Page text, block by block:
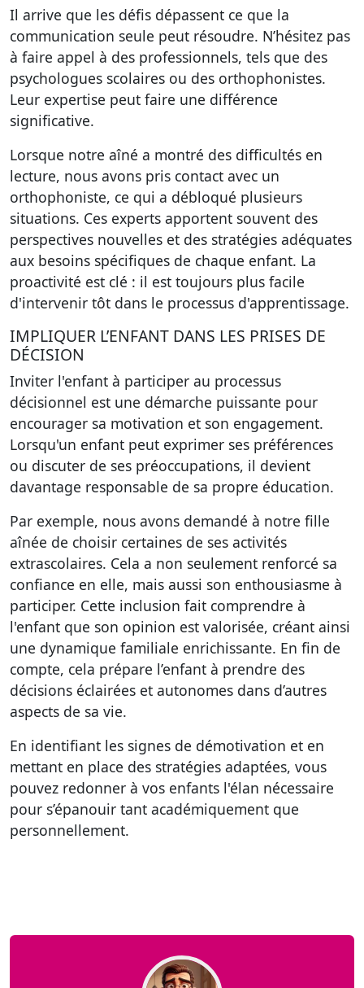
Il arrive que les défis dépassent ce que la
communication seule peut résoudre. N’hésitez pas
à faire appel à des professionnels, tels que des
psychologues scolaires ou des orthophonistes.
Leur expertise peut faire une différence
significative.
Lorsque notre aîné a montré des difficultés en
lecture, nous avons pris contact avec un
orthophoniste, ce qui a débloqué plusieurs
situations. Ces experts apportent souvent des
perspectives nouvelles et des stratégies adéquates
aux besoins spécifiques de chaque enfant. La
proactivité est clé : il est toujours plus facile
d'intervenir tôt dans le processus d'apprentissage.
IMPLIQUER L’ENFANT DANS LES PRISES DE
DÉCISION
Inviter l'enfant à participer au processus
décisionnel est une démarche puissante pour
encourager sa motivation et son engagement.
Lorsqu'un enfant peut exprimer ses préférences
ou discuter de ses préoccupations, il devient
davantage responsable de sa propre éducation.
Par exemple, nous avons demandé à notre fille
aînée de choisir certaines de ses activités
extrascolaires. Cela a non seulement renforcé sa
confiance en elle, mais aussi son enthousiasme à
participer. Cette inclusion fait comprendre à
l'enfant que son opinion est valorisée, créant ainsi
une dynamique familiale enrichissante. En fin de
compte, cela prépare l’enfant à prendre des
décisions éclairées et autonomes dans d’autres
aspects de sa vie.
En identifiant les signes de démotivation et en
mettant en place des stratégies adaptées, vous
pouvez redonner à vos enfants l'élan nécessaire
pour s’épanouir tant académiquement que
personnellement.